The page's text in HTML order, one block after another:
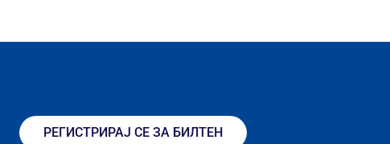
РЕГИСТРИРАЈ СЕ ЗА БИЛТЕН